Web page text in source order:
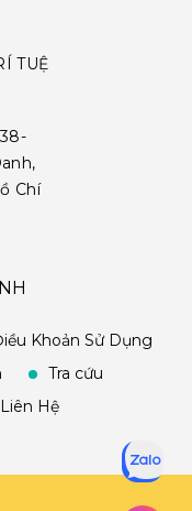
TUỆ
Chí
Khoản Sử Dụng
Tra cứu
Liên Hệ